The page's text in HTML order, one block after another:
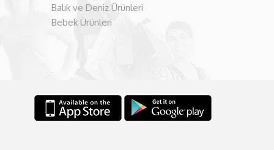
Balık ve Deniz Ürünleri
Bebek Ürünleri